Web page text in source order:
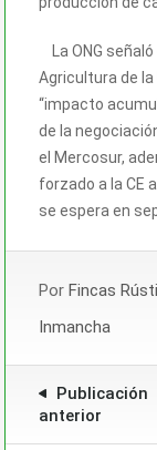
La ONG
Agricultura de la
“impacto
de la
el Mercosur,
forzado a la CE
se espera en
Por Fincas
Inmancha
Publicación
anterior